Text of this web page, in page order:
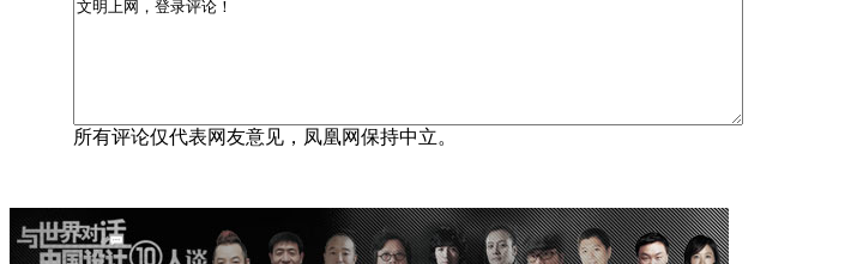
所有评论仅代表网友意见，凤凰网保持中立。